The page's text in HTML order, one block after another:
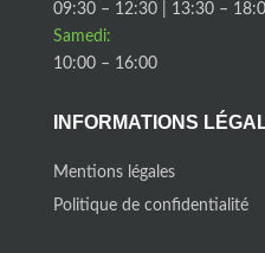
09:30 – 12:30 | 13:30 –
Samedi:
10:00 – 16:00
INFORMATIONS
Mentions légales
Politique de confidentialité